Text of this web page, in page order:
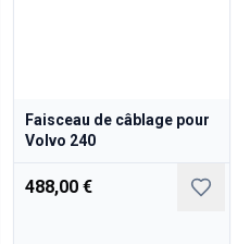
Faisceau de câblage pour
Volvo 240
488,00 €